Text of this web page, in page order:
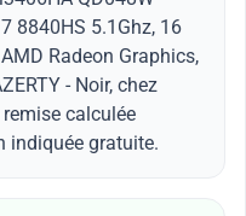
8840HS 5.1Ghz, 16
Radeon Graphics,
- Noir, chez
calculée
indiquée gratuite.